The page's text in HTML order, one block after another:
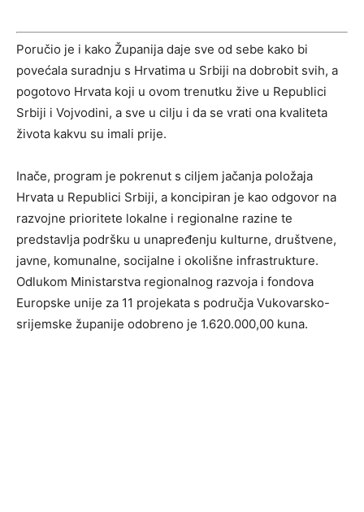
Poručio je i kako Županija daje sve od sebe kako bi
povećala suradnju s Hrvatima u Srbiji na dobrobit svih, a
pogotovo Hrvata koji u ovom trenutku žive u Republici
Srbiji i Vojvodini, a sve u cilju i da se vrati ona kvaliteta
života kakvu su imali prije.
Inače, program je pokrenut s ciljem jačanja položaja
Hrvata u Republici Srbiji, a koncipiran je kao odgovor na
razvojne prioritete lokalne i regionalne razine te
predstavlja podršku u unapređenju kulturne, društvene,
javne, komunalne, socijalne i okolišne infrastrukture.
Odlukom Ministarstva regionalnog razvoja i fondova
Europske unije za 11 projekata s područja Vukovarsko-
srijemske županije odobreno je 1.620.000,00 kuna.